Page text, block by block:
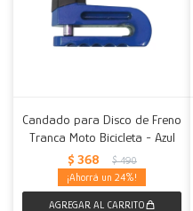
Candado para Disco de Freno
Tranca Moto Bicicleta - Azul
$ 368 $ 490
24